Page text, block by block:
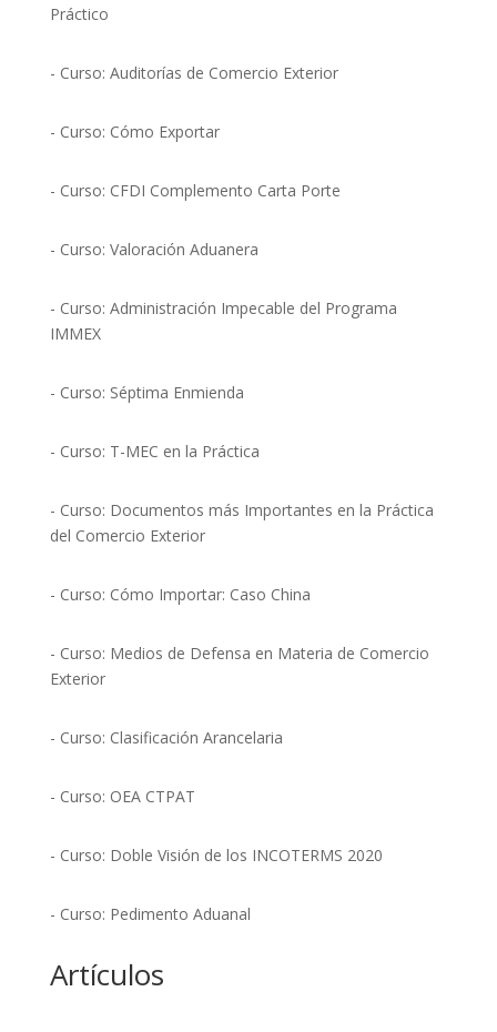
Práctico
- Curso: Auditorías de Comercio Exterior
- Curso: Cómo Exportar
- Curso: CFDI Complemento Carta Porte
- Curso: Valoración Aduanera
- Curso: Administración Impecable del Programa
IMMEX
- Curso: Séptima Enmienda
- Curso: T-MEC en la Práctica
- Curso: Documentos más Importantes en la Práctica
del Comercio Exterior
- Curso: Cómo Importar: Caso China
- Curso: Medios de Defensa en Materia de Comercio
Exterior
- Curso: Clasificación Arancelaria
- Curso: OEA CTPAT
- Curso: Doble Visión de los INCOTERMS 2020
- Curso: Pedimento Aduanal
Artículos